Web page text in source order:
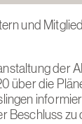
und
der
über die
Beschluss zu